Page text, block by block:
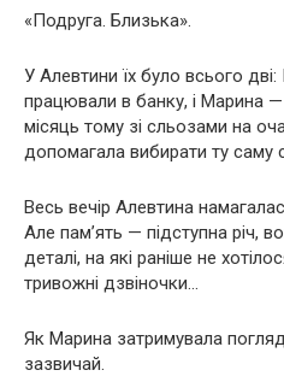
«Подруга. Близька».
У Алевтини їх було всього
працювали в банку, і Марина
місяць тому зі сльозами на
допомагала вибирати ту саму
Весь вечір Алевтина
Але пам’ять — підступна річ,
деталі, на які раніше не
тривожні дзвіночки…
Як Марина затримувала
зазвичай.